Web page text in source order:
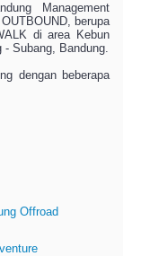
Management
berupa
di area Kebun
- Subang, Bandung.
dengan beberapa
Offroad